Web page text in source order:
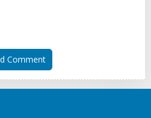
Comment